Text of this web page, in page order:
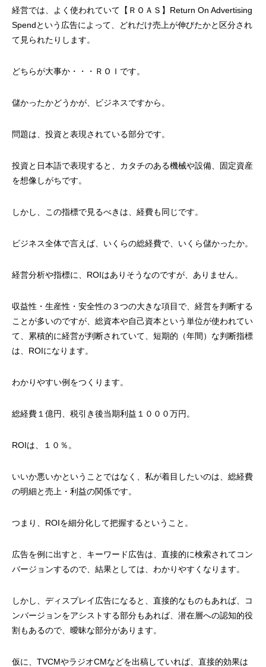
経営では、よく使われていて【ＲＯＡＳ】Return On Advertising
Spendという広告によって、どれだけ売上が伸びたかと区分され
て見られたりします。
どちらが大事か・・・ＲＯＩです。
儲かったかどうかが、ビジネスですから。
問題は、投資と表現されている部分です。
投資と日本語で表現すると、カタチのある機械や設備、固定資産
を想像しがちです。
しかし、この指標で見るべきは、経費も同じです。
ビジネス全体で言えば、いくらの総経費で、いくら儲かったか。
経営分析や指標に、ROIはありそうなのですが、ありません。
収益性・生産性・安全性の３つの大きな項目で、経営を判断する
ことが多いのですが、総資本や自己資本という単位が使われてい
て、累積的に経営が判断されていて、短期的（年間）な判断指標
は、ROIになります。
わかりやすい例をつくります。
総経費１億円、税引き後当期利益１０００万円。
ROIは、１０％。
いいか悪いかということではなく、私が着目したいのは、総経費
の明細と売上・利益の関係です。
つまり、ROIを細分化して把握するということ。
広告を例に出すと、キーワード広告は、直接的に検索されてコン
バージョンするので、結果としては、わかりやすくなります。
しかし、ディスプレイ広告になると、直接的なものもあれば、コ
ンバージョンをアシストする部分もあれば、潜在層への認知的役
割もあるので、曖昧な部分があります。
仮に、TVCMやラジオCMなどを出稿していれば、直接的効果は